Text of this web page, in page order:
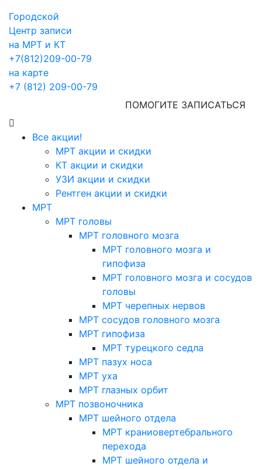
Городской
Центр записи
на МРТ и КТ
+7(812)209-00-79
на карте
+7 (812) 209-00-79
ПОМОГИТЕ ЗАПИСАТЬСЯ
Все акции!
МРТ акции и скидки
КТ акции и скидки
УЗИ акции и скидки
Рентген акции и скидки
МРТ
МРТ головы
МРТ головного мозга
МРТ головного мозга и
гипофиза
МРТ головного мозга и сосудов
головы
МРТ черепных нервов
МРТ сосудов головного мозга
МРТ гипофиза
МРТ турецкого седла
МРТ пазух носа
МРТ уха
МРТ глазных орбит
МРТ позвоночника
МРТ шейного отдела
МРТ краниовертебрального
перехода
МРТ шейного отдела и